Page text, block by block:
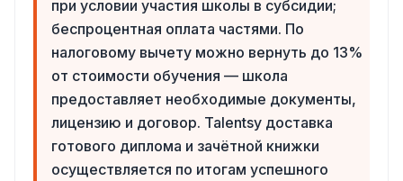
при условии участия школы в субсидии;
беспроцентная оплата частями. По
налоговому вычету можно вернуть до 13%
от стоимости обучения — школа
предоставляет необходимые документы,
лицензию и договор. Talentsy доставка
готового диплома и зачётной книжки
осуществляется по итогам успешного